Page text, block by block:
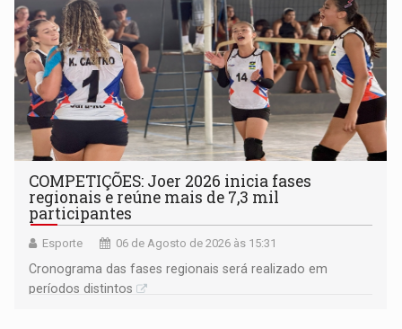
COMPETIÇÕES: Joer 2026 inicia fases
regionais e reúne mais de 7,3 mil
participantes
Esporte 06 de Agosto de 2026 às 15:31
Cronograma das fases regionais será realizado em
períodos distintos